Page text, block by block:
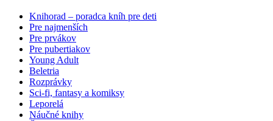
Knihorad – poradca kníh pre deti
Pre najmenších
Pre prvákov
Pre pubertiakov
Young Adult
Beletria
Rozprávky
Sci-fi, fantasy a komiksy
Leporelá
Náučné knihy